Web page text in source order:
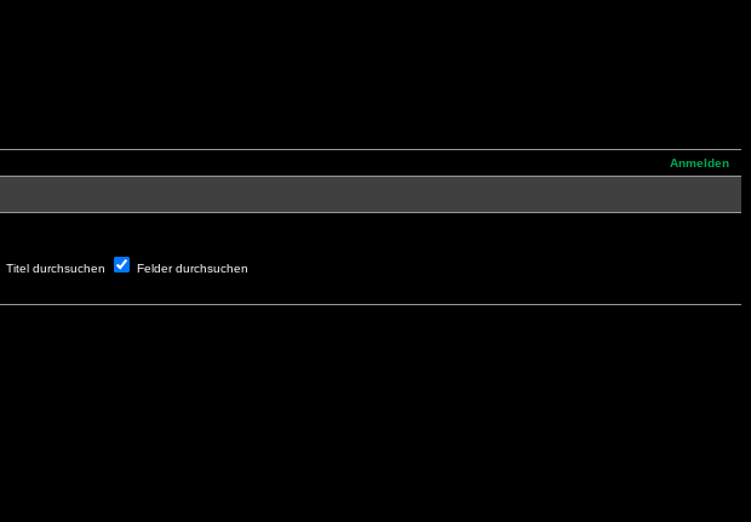
Anmelden
Titel durchsuchen
Felder durchsuchen